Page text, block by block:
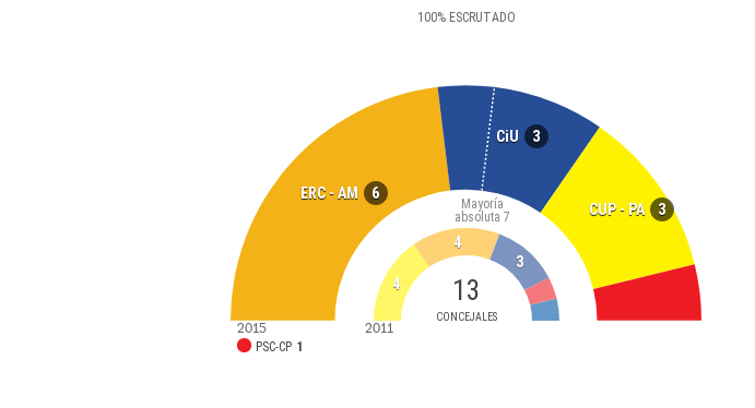
100%ESCRUTADO
ERC - AM 6
CiU 3
CUP - PA 3
13
CONCEJALES
Mayoría
absoluta 7
PSC-CP 1
4
4
3
2015 2011